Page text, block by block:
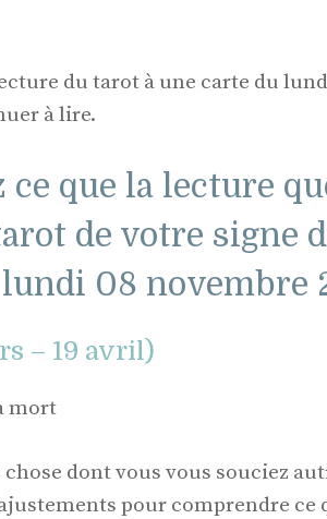
du tarot à une carte du
à lire.
ce que la lecture
de votre signe
08 novembre
– 19 avril)
mort
dont vous vous souciez
pour comprendre ce